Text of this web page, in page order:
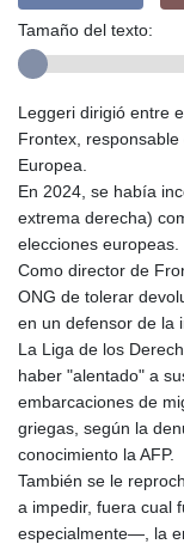
Tamaño del texto:
Leggeri dirigió entre
Frontex,
Europea.
En 2024, se había
extrema derecha)
elecciones europeas.
Como director de
ONG de tolerar
en un defensor de la
La Liga de los
haber "alentado" a
embarcaciones de
griegas, según la
conocimiento la AFP.
También se le
a impedir, fuera cual
especialmente—, la